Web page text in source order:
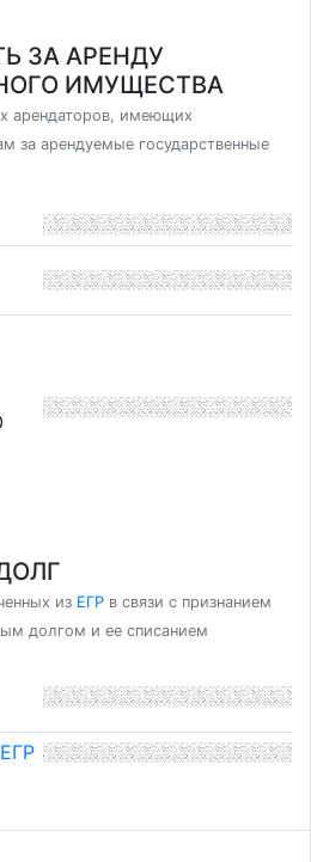
ЗА АРЕНДУ
ИМУЩЕСТВА
арендаторов, имеющих
за арендуемые государственные
из ЕГР в связи с признанием
долгом и ее списанием
ЕГР